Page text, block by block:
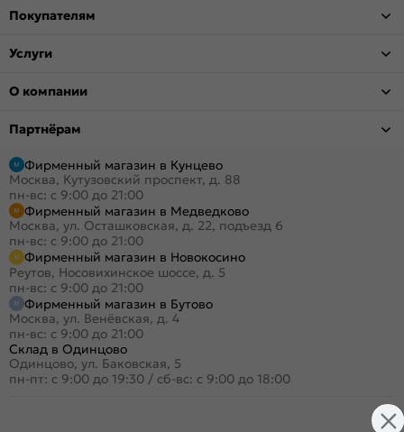
Покупателям
Услуги
О компании
Партнёрам
Фирменный магазин в Кунцево
Москва, Кутузовский проспект, д. 88
пн-вс: с 9:00 до 21:00
Фирменный магазин в Медведково
Москва, ул. Осташковская, д. 22, подъезд 6
пн-вс: с 9:00 до 21:00
Фирменный магазин в Новокосино
Реутов, Носовихинское шоссе, д. 5
пн-вс: с 9:00 до 21:00
Фирменный магазин в Бутово
Москва, ул. Венёвская, д. 4
пн-вс: с 9:00 до 21:00
Склад в Одинцово
Одинцово, ул. Баковская, 5
пн-пт: с 9:00 до 19:30 / сб-вс: с 9:00 до 18:00